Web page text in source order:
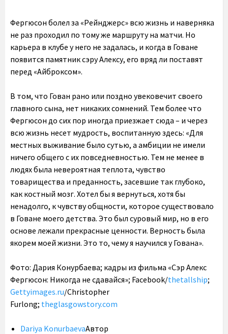
Фергюсон болел за «Рейнджерс» всю жизнь и наверняка
не раз проходил по тому же маршруту на матчи. Но
карьера в клубе у него не задалась, и когда в Говане
появится памятник сэру Алексу, его вряд ли поставят
перед «Айброксом».
В том, что Гован рано или поздно увековечит своего
главного сына, нет никаких сомнений. Тем более что
Фергюсон до сих пор иногда приезжает сюда – и через
всю жизнь несет мудрость, воспитанную здесь: «Для
местных выживание было сутью, а амбиции не имели
ничего общего с их повседневностью. Тем не менее в
людях была невероятная теплота, чувство
товарищества и преданность, засевшие так глубоко,
как костный мозг. Хотел бы я вернуться, хотя бы
ненадолго, к чувству общности, которое существовало
в Говане моего детства. Это был суровый мир, но в его
основе лежали прекрасные ценности. Верность была
якорем моей жизни. Это то, чему я научился у Гована».
Фото: Дария Конурбаева; кадры из фильма «Сэр Алекс
Фергюсон: Никогда не сдавайся»; Facebook/thetallship;
Gettyimages.ru/Christopher
Furlong; theglasgowstory.com
Dariya KonurbaevaАвтор